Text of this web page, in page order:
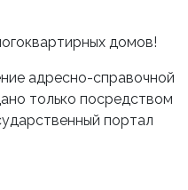
домов!
адресно-справочной
только посредством
портал